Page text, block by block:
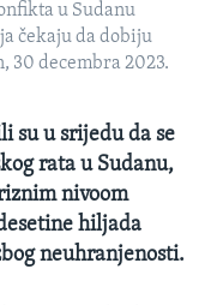
u Sudanu
čekaju da dobiju
30 decembra 2023.
su u srijedu da se
rata u Sudanu,
nivoom
hiljada
neuhranjenosti.